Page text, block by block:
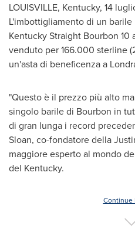
LOUISVILLE, Kentucky, 14
L'imbottigliamento di un
Kentucky Straight Bourbon
venduto per 166.000 sterline
un'asta di beneficenza a
"Questo è il prezzo più alto
singolo barile di Bourbon in
di gran lunga i record
Sloan, co-fondatore della
maggiore esperto al mondo
del Kentucky.
Continue